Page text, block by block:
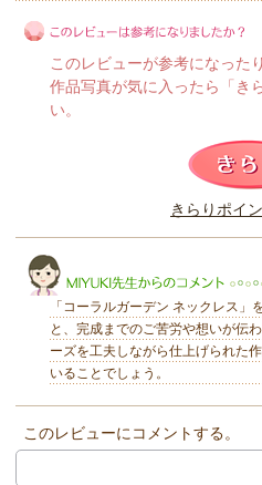
このレビューは参考になりました
このレビューが参考になったり
作品写真が気に入ったら「き
い。
きらりポイ
「コーラルガーデン ネックレス」
と、完成までのご苦労や想いが伝
ーズを工夫しながら仕上げられた
いることでしょう。
このレビューにコメントする。